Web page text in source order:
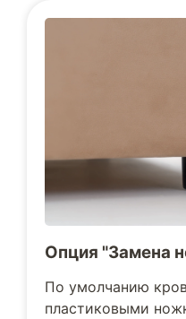
Опция "Замена
По умолчанию
пластиковыми